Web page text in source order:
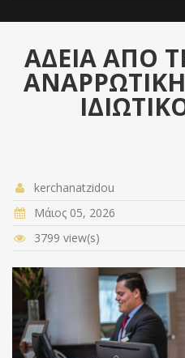
ΑΔΕΙΑ ΑΠΟ
kerchanatzidou
Μάιος 05, 2026
3799 view(s)